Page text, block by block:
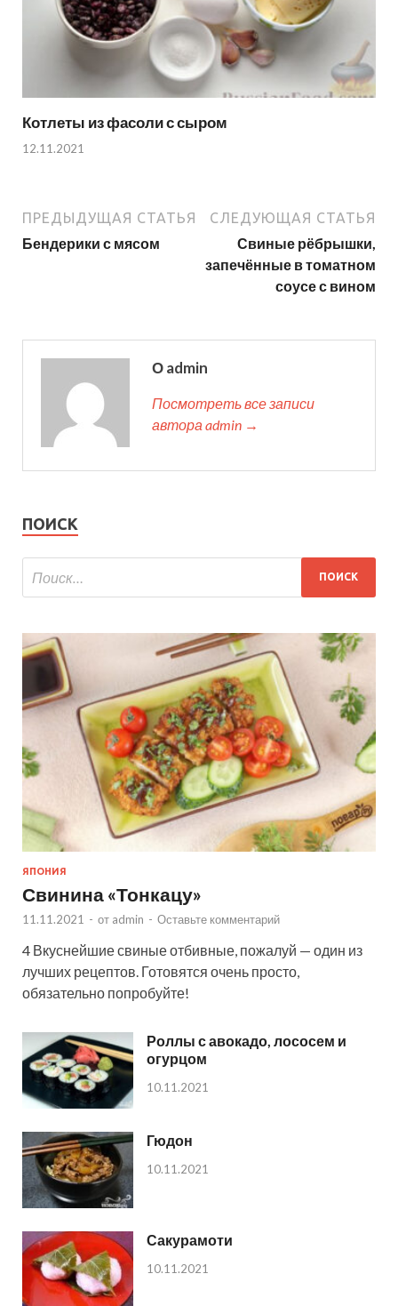
Котлеты из фасоли с сыром
12.11.2021
ПРЕДЫДУЩАЯ СТАТЬЯ
Бендерики с мясом
СЛЕДУЮЩАЯ СТАТЬЯ
Свиные рёбрышки,
запечённые в томатном
соусе с вином
О admin
Посмотреть все записи
автора admin →
ПОИСК
ЯПОНИЯ
Свинина «Тонкацу»
11.11.2021 - от admin - Оставьте комментарий
4 Вкуснейшие свиные отбивные, пожалуй — один из
лучших рецептов. Готовятся очень просто,
обязательно попробуйте!
Роллы с авокадо, лососем и
огурцом
10.11.2021
Гюдон
10.11.2021
Сакурамоти
10.11.2021